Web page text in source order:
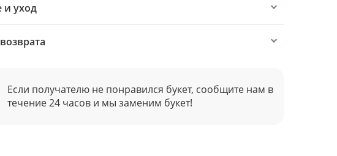
и уход
Если получателю не понравился букет, сообщите нам в
течение 24 часов и мы заменим букет!